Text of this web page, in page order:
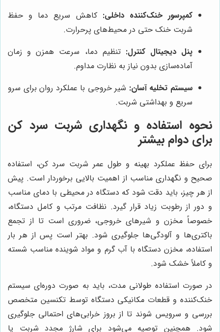
کمپرسور خنک‌کننده داخلی: کاهش سریع دما و حفظ
شربت خنک حتی در محیط‌های پرحرارت.
پنل دیجیتال کنترل: تنظیم دما، سرعت همزن و زمان
آماده‌سازی بدون نیاز به نظارت مداوم.
سیستم تخلیه آسان: شیر خروجی با عملکرد روان برای سرو
سریع و بهداشتی شربت.
نحوه استفاده و نگهداری شربت سرد کن
برای دوام بیشتر
برای حفظ عملکرد بهینه و طول عمر شربت سرد کن، استفاده
صحیح و نگهداری مناسب از اهمیت بالایی برخوردار است. پیش
از هر چیز، باید دقت شود که دستگاه در محیطی با دمای مناسب
و دور از رطوبت زیاد قرار گیرد. نظافت مرتب و کامل دستگاه،
خصوصاً مخزن و شیرهای خروجی، ضروری است تا از تجمع
باکتری‌ها و آلودگی‌ها جلوگیری شود. بهتر است پس از هر بار
استفاده، مخزن دستگاه با آب گرم و مواد شوینده مناسب شسته
و کاملاً خشک شود.
در صورت استفاده طولانی مدت، باید به صورت دوره‌ای سیستم
خنک‌کننده و قطعات مکانیکی دستگاه توسط تکنسین متخصص
بررسی و سرویس شوند تا از بروز خرابی‌های احتمالی جلوگیری
شود. همچنین توصیه می‌شود برای شارژ مجدد شربت یا